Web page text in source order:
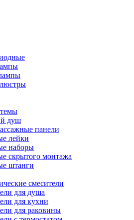
душ
панели
лейки
наборы
скрытого монтажа
штанги
смесители
для душа
для кухни
для раковины